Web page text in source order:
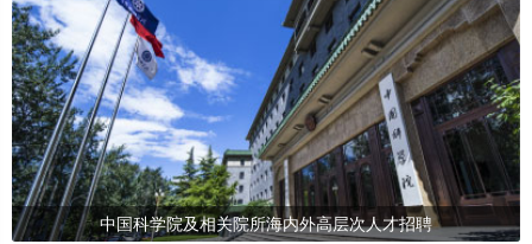
中国科学院及相关院所海内外高层次人才招聘